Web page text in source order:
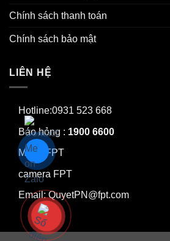
Chính sách thanh toán
Chính sách bảo mật
LIÊN HỆ
Hotline:0931 523 668
Báo hỏng : 1900 6600
Mạng FPT
camera FPT
Email: QuyetPN@fpt.com